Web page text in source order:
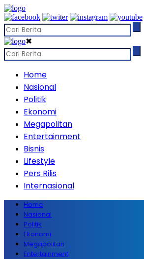
✖
Home
Nasional
Politik
Ekonomi
Megapolitan
Entertainment
Bisnis
Lifestyle
Pers Rilis
Internasional
Home
Nasional
Politik
Ekonomi
Megapolitan
Entertainment